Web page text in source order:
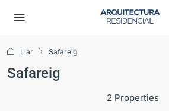
Llar Safareig
Safareig
2 Properties